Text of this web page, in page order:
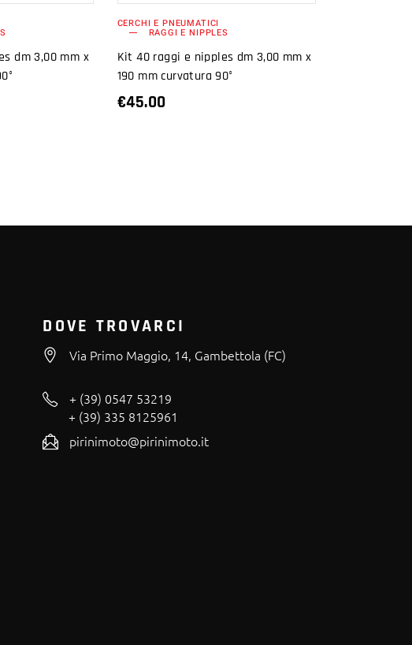
dm 3,00 mm x
CERCHI E PNEUMATICI
RAGGI E NIPPLES
Kit 40 raggi e nipples dm 3,00 mm x
190 mm curvatura 90°
€45.00
DOVE TROVARCI
Via Primo Maggio, 14, Gambettola (FC)
+ (39) 0547 53219
+ (39) 335 8125961
pirinimoto@pirinimoto.it